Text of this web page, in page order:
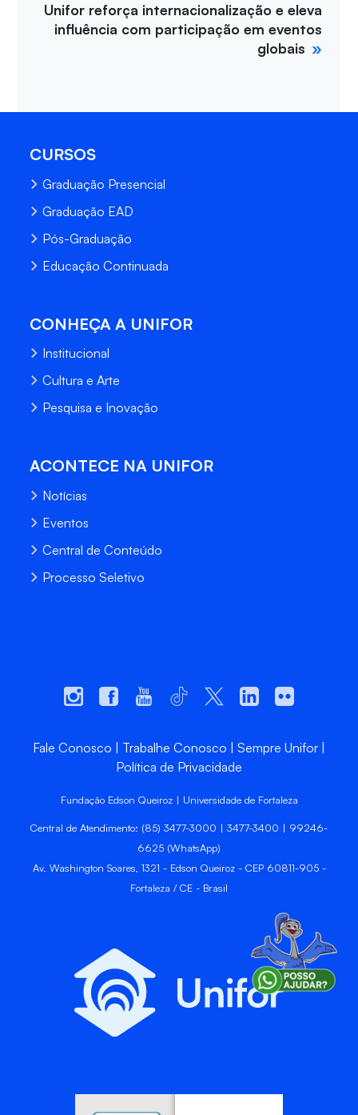
Unifor reforça internacionalização e eleva
influência com participação em eventos
globais
CURSOS
Graduação Presencial
Graduação EAD
Pós-Graduação
Educação Continuada
CONHEÇA A UNIFOR
Institucional
Cultura e Arte
Pesquisa e Inovação
ACONTECE NA UNIFOR
Notícias
Eventos
Central de Conteúdo
Processo Seletivo
Fale Conosco Trabalhe Conosco
Sempre Unifor
Política de Privacidade
Fundação Edson Queiroz | Universidade de Fortaleza
Central de Atendimento: (85) 3477-3000 | 3477-3400 | 99246-
6625 (WhatsApp)
Av. Washington Soares, 1321 - Edson Queiroz - CEP 60811-905 -
Fortaleza / CE - Brasil